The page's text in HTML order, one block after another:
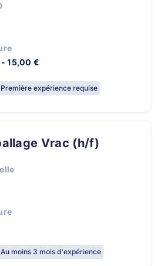
15,00 €
Première expérience requise
Vrac (h/f)
Au moins 3 mois d'expérience